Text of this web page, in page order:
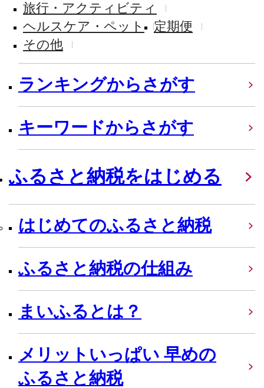
旅行・アクティビティ
ヘルスケア・ペット
定期便
その他
ランキングからさがす
キーワードからさがす
ふるさと納税をはじめる
はじめてのふるさと納税
ふるさと納税の仕組み
まいふるとは？
メリットいっぱい 早めの
ふるさと納税